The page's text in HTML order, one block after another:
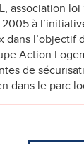
association
à
dans l’objectif
Action
de
dans le parc